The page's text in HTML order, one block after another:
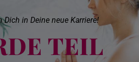
Dich in Deine neue Karriere!
TEIL